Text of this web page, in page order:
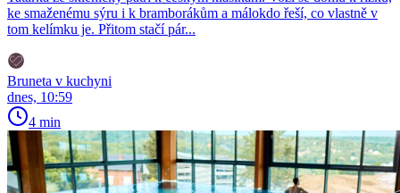
ke smaženému sýru i k bramborákům a málokdo řeší, co vlastně v
tom kelímku je. Přitom stačí pár...
Bruneta v kuchyni
dnes, 10:59
4 min